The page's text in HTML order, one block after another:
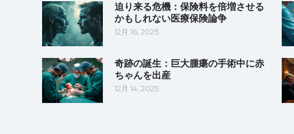
迫り来る危機：保険料を倍増させる
かもしれない医療保険論争
12月 16, 2025
奇跡の誕生：巨大腫瘍の手術中に赤
ちゃんを出産
12月 14, 2025